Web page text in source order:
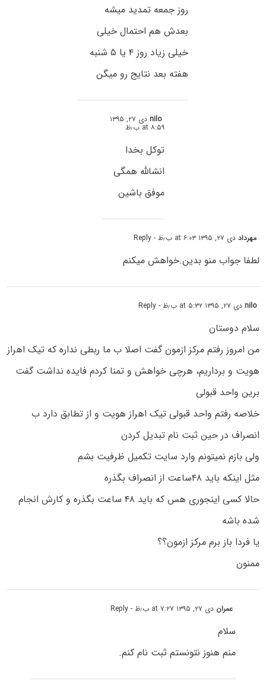
روز جمعه تمدید میشه
بعدش هم احتمال خیلی
خیلی زیاد روز ۴ یا ۵ شنبه
هفته بعد نتایج رو میگن
nilo دی ۲۷, ۱۳۹۵
at ۸:۵۹ ب٫ظ
توکل بخدا
انشالله همگی
موفق باشین
مهرداددی ۲۷, ۱۳۹۵ at ۶:۰۳ ب٫ظ - Reply
لطفا جواب منو بدین.خواهش میکنم
niloدی ۲۷, ۱۳۹۵ at ۵:۳۲ ب٫ظ - Reply
سلام دوستان
من امروز رفتم مرکز ازمون گفت اصلا ب ما ربطی نداره که تیک اهراز
هویت و برداریم، هرچی خواهش و تمنا کردم فایده نداشت گفت
برین واحد قبولی
خلاصه رفتم واحد قبولی تیک اهراز هویت و از تطابق دارد ب
انصراف در حین ثبت نام تبدیل کردن
ولی بازم نمیتونم وارد سایت تکمیل ظرفیت بشم
مثل اینکه باید ۴۸ساعت از انصراف بگذره
حالا کسی اینجوری هس که باید ۴۸ ساعت بگذره و کارش انجام
شده باشه
یا فردا باز برم مرکز ازمون؟؟
ممنون
عمران دی ۲۷, ۱۳۹۵ at ۷:۲۷ ب٫ظ - Reply
سلام
منم هنوز نتونستم ثبت نام کنم.